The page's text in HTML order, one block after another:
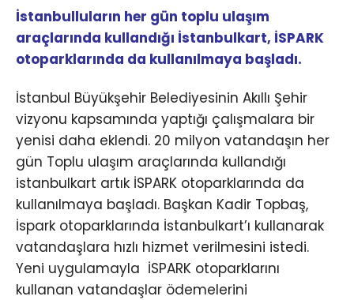
İstanbulluların her gün toplu ulaşım
araçlarında kullandığı İstanbulkart, İSPARK
otoparklarında da kullanılmaya başladı.
İstanbul Büyükşehir Belediyesinin Akıllı Şehir
vizyonu kapsamında yaptığı çalışmalara bir
yenisi daha eklendi. 20 milyon vatandaşın her
gün Toplu ulaşım araçlarında kullandığı
istanbulkart artık İSPARK otoparklarında da
kullanılmaya başladı. Başkan Kadir Topbaş,
İspark otoparklarında İstanbulkart’ı kullanarak
vatandaşlara hızlı hizmet verilmesini istedi.
Yeni uygulamayla İSPARK otoparklarını
kullanan vatandaşlar ödemelerini